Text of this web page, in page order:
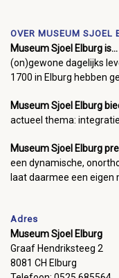
OVER MUSEUM SJOEL
Museum Sjoel Elburg is...
(on)gewone dagelijks
1700 in Elburg hebben
Museum Sjoel Elburg
actueel thema:
Museum Sjoel Elburg
een dynamische,
laat daarmee een eigen
Adres
Museum Sjoel Elburg
Graaf Hendriksteeg 2
8081 CH Elburg